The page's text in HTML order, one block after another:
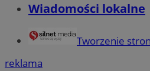
Wiadomości lokalne
Tworzenie
reklama